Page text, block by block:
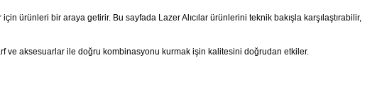
ürünleri bir araya getirir. Bu sayfada Lazer Alıcılar ürünlerini teknik bakışla karşılaştırabilir,
ve aksesuarlar ile doğru kombinasyonu kurmak işin kalitesini doğrudan etkiler.